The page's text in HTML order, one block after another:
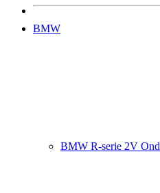
BMW
BMW R-serie 2V